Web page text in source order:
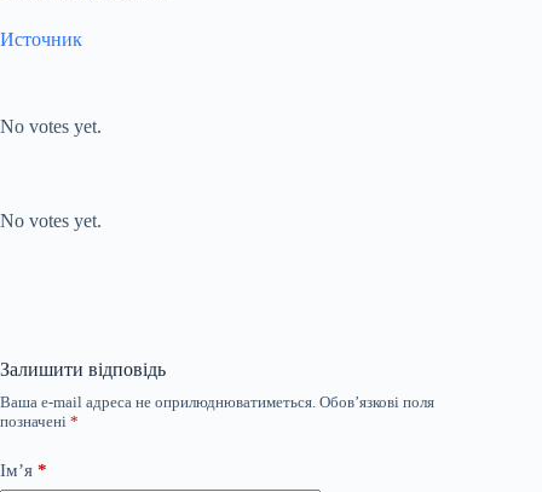
Источник
No votes yet.
No votes yet.
Залишити відповідь
Ваша e-mail адреса не оприлюднюватиметься. Обов’язкові поля
позначені *
Ім’я *